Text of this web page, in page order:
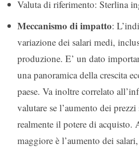
Valuta di riferimento: Sterlina
Meccanismo di impatto:
variazione dei salari medi,
produzione. E’ un dato
una panoramica della crescita
paese. Va inoltre correlato
valutare se l’aumento dei
realmente il potere di acquisto.
maggiore è l’aumento dei